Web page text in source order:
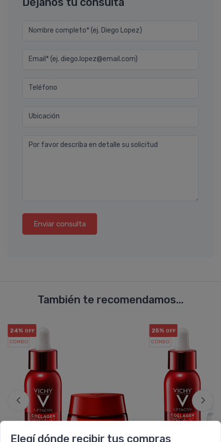
Elegí dónde recibir tus compras
Nombre completo* (ej. Diego Lopez)
Email* (ej. diego.lopez@email.com)
Teléfono
Ubicación
Por favor describa en detalle su solicitud
Enviar consulta
También te recomendamos...
24% OFF
COMBO
25% OFF
COMBO